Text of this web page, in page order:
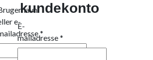
e-
*
kundekonto
E-
mailadresse*